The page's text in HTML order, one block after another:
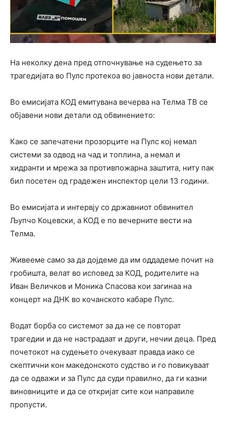
На неколку дена пред отпочнување на судењето за
трагедијата во Пулс протекоа во јавноста нови детали.
Во емисијата КОД емитувана вечерва на Телма ТВ се
објавени нови детали од обвинението:
Како се запечатени прозорците на Пулс кој немал
системи за одвод на чад и топлина, а немал и
хидранти и мрежа за противпожарна заштита, ниту пак
бил посетен од градежен инспектор цели 13 години.
Во емисијата и интервју со државниот обвинител
Љупчо Коцевски, а КОД е по вечерните вести на
Телма.
Живееме само за да дојдеме да им оддадеме почит на
гробишта, велат во исповед за КОД, родителите на
Иван Величков и Моника Спасова кои загинаа на
концерт на ДНК во кочанското кабаре Пулс.
Водат борба со системот за да не се повторат
трагедии и да не настрадаат и други, нечии деца. Пред
почетокот на судењето очекуваат правда иако се
скептични кон македонското судство и го повикуваат
да се одважи и за Пулс да суди правилно, да ги казни
виновниците и да се откријат сите кои направиле
пропусти.